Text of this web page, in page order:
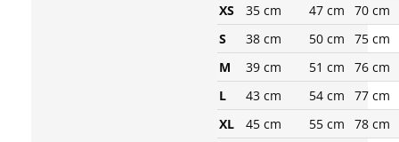
XS
35 cm 47 cm
70 cm
S
38 cm 50 cm
75 cm
M
39 cm 51 cm
76 cm
L
43 cm 54 cm
77 cm
XL
45 cm 55 cm
78 cm